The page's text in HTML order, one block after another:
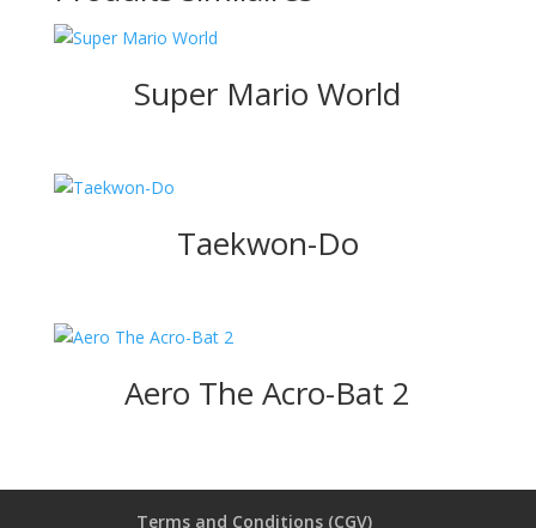
Super Mario World
Taekwon-Do
Aero The Acro-Bat 2
Terms and Conditions (CGV)